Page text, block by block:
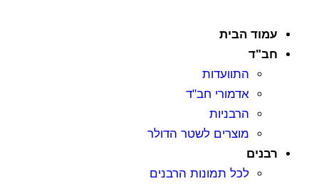
עמוד הבית
חב"ד
התוועדות
אדמורי חב"ד
הרבניות
מוצרים לשטר הדולר
רבנים
לכל תמונות הרבנים